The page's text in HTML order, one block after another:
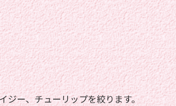
ジー、チューリップを絞ります。